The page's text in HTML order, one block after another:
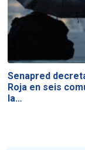
Senapred
Roja en seis
la…